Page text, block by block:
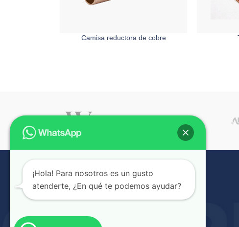
Camisa reductora de cobre
¡Hola! Para nosotros es un gusto
atenderte, ¿En qué te podemos ayudar?